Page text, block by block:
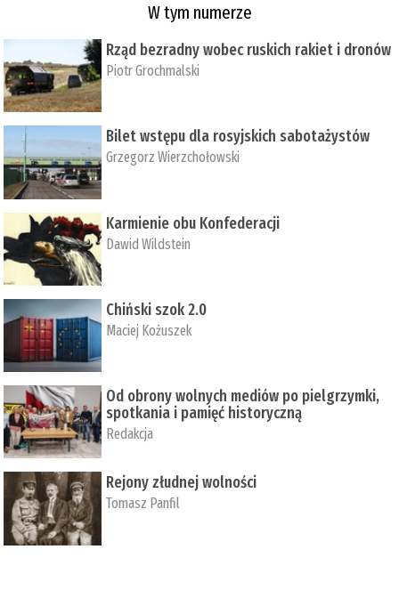
W tym numerze
Rząd bezradny wobec ruskich rakiet i dronów
Piotr Grochmalski
Bilet wstępu dla rosyjskich sabotażystów
Grzegorz Wierzchołowski
Karmienie obu Konfederacji
Dawid Wildstein
Chiński szok 2.0
Maciej Kożuszek
Od obrony wolnych mediów po pielgrzymki,
spotkania i pamięć historyczną
Redakcja
Rejony złudnej wolności
Tomasz Panfil